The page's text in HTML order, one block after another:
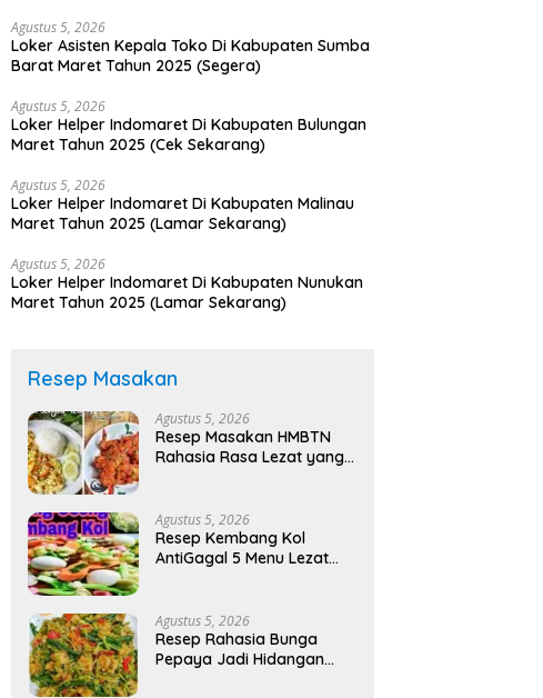
Agustus 5, 2026
Loker Asisten Kepala Toko Di Kabupaten Sumba
Barat Maret Tahun 2025 (Segera)
Agustus 5, 2026
Loker Helper Indomaret Di Kabupaten Bulungan
Maret Tahun 2025 (Cek Sekarang)
Agustus 5, 2026
Loker Helper Indomaret Di Kabupaten Malinau
Maret Tahun 2025 (Lamar Sekarang)
Agustus 5, 2026
Loker Helper Indomaret Di Kabupaten Nunukan
Maret Tahun 2025 (Lamar Sekarang)
Resep Masakan
Agustus 5, 2026
Resep Masakan HMBTN
Rahasia Rasa Lezat yang
Agustus 5, 2026
Resep Kembang Kol
AntiGagal 5 Menu Lezat
Agustus 5, 2026
Resep Rahasia Bunga
Pepaya Jadi Hidangan